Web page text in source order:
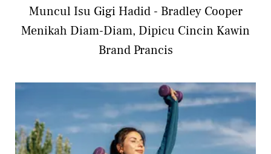
Muncul Isu Gigi Hadid - Bradley Cooper
Menikah Diam-Diam, Dipicu Cincin Kawin
Brand Prancis